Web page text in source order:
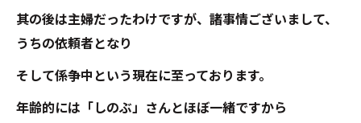
其の後は主婦だったわけですが、諸事情ございまして、
うちの依頼者となり
そして係争中という現在に至っております。
年齢的には「しのぶ」さんとほぼ一緒ですから